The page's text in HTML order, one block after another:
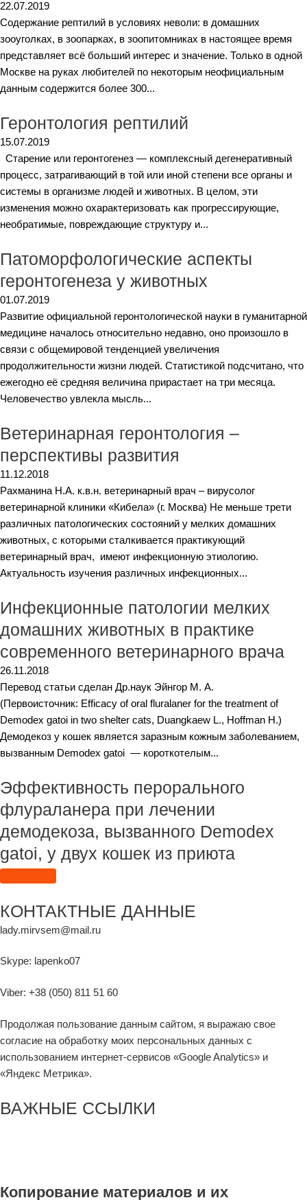
22.07.2019
Содержание рептилий в условиях неволи: в домашних
зооуголках, в зоопарках, в зоопитомниках в настоящее время
представляет всё больший интерес и значение. Только в одной
Москве на руках любителей по некоторым неофициальным
данным содержится более 300...
Геронтология рептилий
15.07.2019
Старение или геронтогенез — комплексный дегенеративный
процесс, затрагивающий в той или иной степени все органы и
системы в организме людей и животных. В целом, эти
изменения можно охарактеризовать как прогрессирующие,
необратимые, повреждающие структуру и...
Патоморфологические аспекты
геронтогенеза у животных
01.07.2019
Развитие официальной геронтологической науки в гуманитарной
медицине началось относительно недавно, оно произошло в
связи с общемировой тенденцией увеличения
продолжительности жизни людей. Статистикой подсчитано, что
ежегодно её средняя величина прирастает на три месяца.
Человечество увлекла мысль...
Ветеринарная геронтология –
перспективы развития
11.12.2018
Рахманина Н.А. к.в.н. ветеринарный врач – вирусолог
ветеринарной клиники «Кибела» (г. Москва) Не меньше трети
различных патологических состояний у мелких домашних
животных, с которыми сталкивается практикующий
ветеринарный врач, имеют инфекционную этиологию.
Актуальность изучения различных инфекционных...
Инфекционные патологии мелких
домашних животных в практике
современного ветеринарного врача
26.11.2018
Перевод статьи сделан Др.наук Эйнгор М. А.
(Первоисточник: Efficacy of oral fluralaner for the treatment of
Demodex gatoi in two shelter cats, Duangkaew L., Hoffman H.)
Демодекоз у кошек является заразным кожным заболеванием,
вызванным Demodex gatoi — короткотелым...
Эффективность перорального
флураланера при лечении
демодекоза, вызванного Demodex
gatoi, у двух кошек из приюта
КОНТАКТНЫЕ ДАННЫЕ
lady.mirvsem@mail.ru
Skype: lapenko07
Viber: +38 (050) 811 51 60
Продолжая пользование данным сайтом, я выражаю свое
согласие на обработку моих персональных данных с
использованием интернет-сервисов «Google Analytics» и
«Яндекс Метрика».
ВАЖНЫЕ ССЫЛКИ
Копирование материалов и их